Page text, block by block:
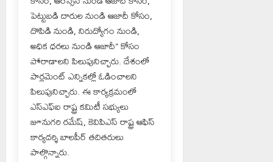
పెట్టుబడి దారుల నుండి ఆజాదీ కోసం,
దొపిడి నుండి, నిరుద్యోగం నుండి,
అధిక ధరలు నుండి ఆజాదీ” కోసం
పోరాడాలని పిలుపునిచ్చారు. దేశంలో
పార్లమెంట్ ఎన్నికల్లో ఓడించాలని
పిలుపునిచ్చారు. ఈ కార్యక్రమంలో
ఎస్ఎఫ్ఐ రాష్ట్ర కమిటీ సభ్యులు
జూనుగరి రమేష్, కెవిపిఎస్ రాష్ట్ర ఆఫిస్
కార్యదర్శి బాలపీర్ తదితరులు
పాల్గొన్నారు.